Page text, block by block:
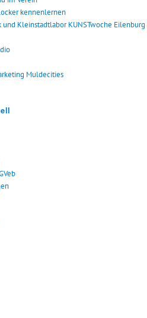
kennenlernen
Kleinstadtlabor KUNSTwoche Eilenburg
Muldecities